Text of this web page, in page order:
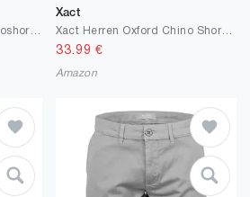
Amaci&Sons Herren Cargoshorts Männer Kurze Bermuda Hose Regular Fit 7027
Xact
Xact Herren Oxford Chino Shorts mit Gürtel
33.99 €
Amazon